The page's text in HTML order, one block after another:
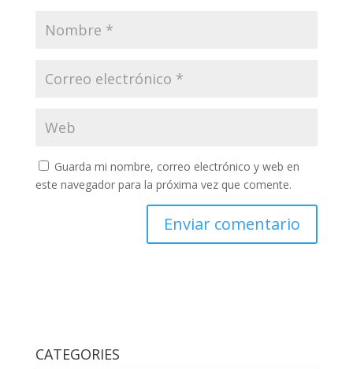
Guarda mi nombre, correo electrónico y web en
este navegador para la próxima vez que comente.
CATEGORIES